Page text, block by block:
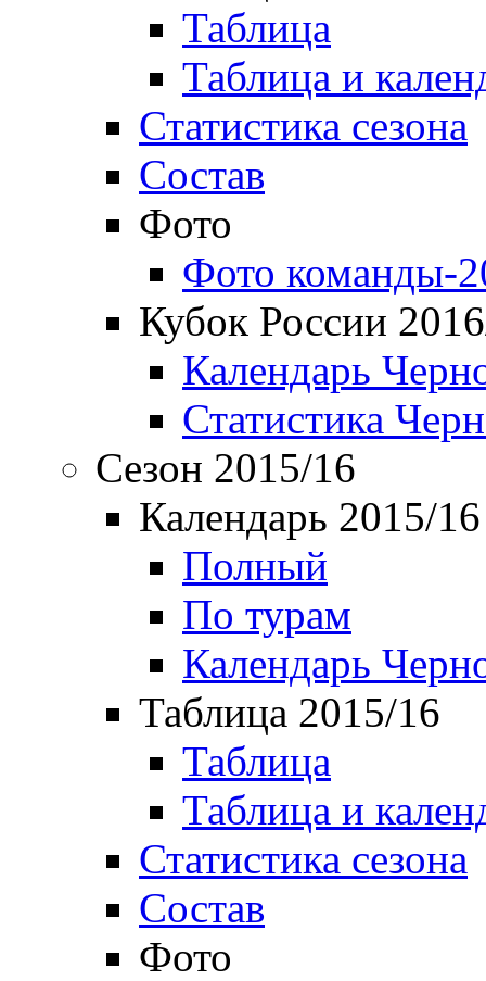
Таблица
Таблица и
Статистика сезона
Состав
Фото
Фото команды-
Кубок России
Календарь
Статистика
Сезон 2015/16
Календарь 2015/16
Полный
По турам
Календарь
Таблица 2015/16
Таблица
Таблица и
Статистика сезона
Состав
Фото